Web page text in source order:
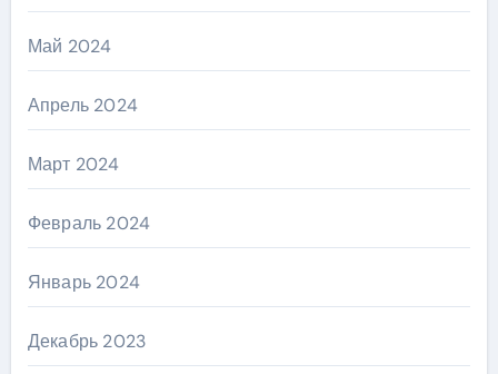
Май 2024
Апрель 2024
Март 2024
Февраль 2024
Январь 2024
Декабрь 2023